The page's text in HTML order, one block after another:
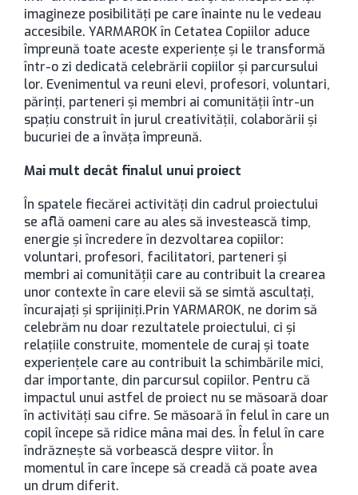
imagineze posibilități pe care înainte nu le vedeau
accesibile. YARMAROK în Cetatea Copiilor aduce
împreună toate aceste experiențe și le transformă
într-o zi dedicată celebrării copiilor și parcursului
lor. Evenimentul va reuni elevi, profesori, voluntari,
părinți, parteneri și membri ai comunității într-un
spațiu construit în jurul creativității, colaborării și
bucuriei de a învăța împreună.
Mai mult decât finalul unui proiect
În spatele fiecărei activități din cadrul proiectului
se află oameni care au ales să investească timp,
energie și încredere în dezvoltarea copiilor:
voluntari, profesori, facilitatori, parteneri și
membri ai comunității care au contribuit la crearea
unor contexte în care elevii să se simtă ascultați,
încurajați și sprijiniți.Prin YARMAROK, ne dorim să
celebrăm nu doar rezultatele proiectului, ci și
relațiile construite, momentele de curaj și toate
experiențele care au contribuit la schimbările mici,
dar importante, din parcursul copiilor. Pentru că
impactul unui astfel de proiect nu se măsoară doar
în activități sau cifre. Se măsoară în felul în care un
copil începe să ridice mâna mai des. În felul în care
îndrăznește să vorbească despre viitor. În
momentul în care începe să creadă că poate avea
un drum diferit.